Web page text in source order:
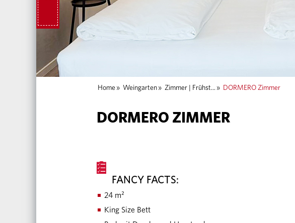
Home » Weingarten » Zimmer | Frühst... » DORMERO Zimmer
DORMERO ZIMMER
FANCY FACTS:
24 m²
King Size Bett